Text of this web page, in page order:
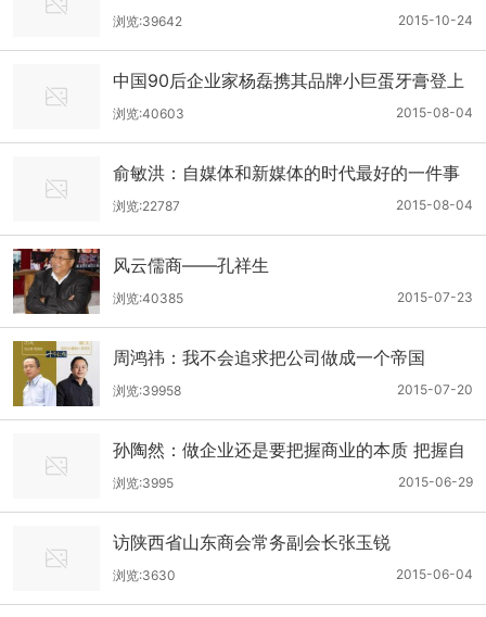
2015-10-24
浏览:39642
中国90后企业家杨磊携其品牌小巨蛋牙膏登上
纽约时代广场路透屏
2015-08-04
浏览:40603
俞敏洪：自媒体和新媒体的时代最好的一件事
情就是我们能够听到不同的声音
2015-08-04
浏览:22787
风云儒商——孔祥生
2015-07-23
浏览:40385
周鸿祎：我不会追求把公司做成一个帝国
2015-07-20
浏览:39958
孙陶然：做企业还是要把握商业的本质 把握自
己所在行业的本质
2015-06-29
浏览:3995
访陕西省山东商会常务副会长张玉锐
2015-06-04
浏览:3630